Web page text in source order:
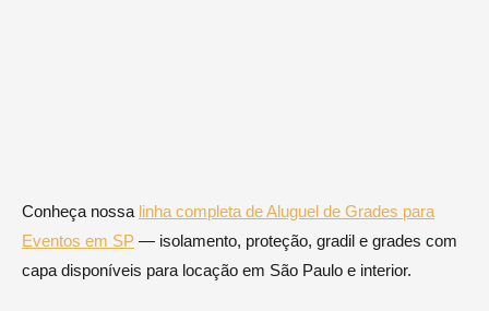
Conheça nossa linha completa de Aluguel de Grades para
Eventos em SP — isolamento, proteção, gradil e grades com
capa disponíveis para locação em São Paulo e interior.